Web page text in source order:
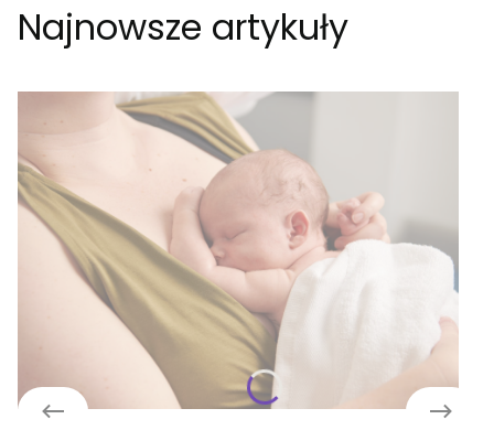
Najnowsze artykuły